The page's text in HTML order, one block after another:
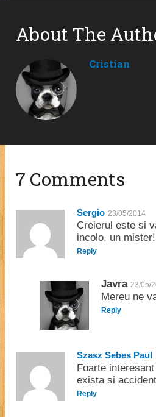
About The
Cristian
7 Comments
Sergio 23/05/2014
Creierul este si
incolo, un mister!
Reply
Javra 23/05/
Mereu ne
Reply
Szasz Sebes Paul
Foarte
exista si
Reply